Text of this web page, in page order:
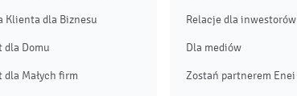
Klienta dla Biznesu
dla Domu
dla Małych firm
Relacje dla inwestorów
Dla mediów
Zostań partnerem Enei